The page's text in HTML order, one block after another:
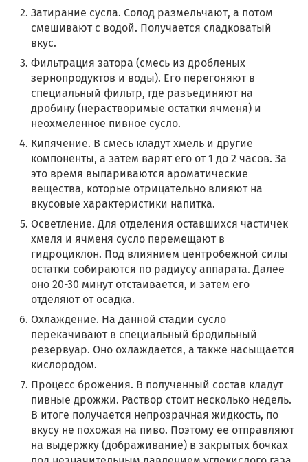
Затирание сусла. Солод размельчают, а потом
смешивают с водой. Получается сладковатый
вкус.
Фильтрация затора (смесь из дробленых
зернопродуктов и воды). Его перегоняют в
специальный фильтр, где разъединяют на
дробину (нерастворимые остатки ячменя) и
неохмеленное пивное сусло.
Кипячение. В смесь кладут хмель и другие
компоненты, а затем варят его от 1 до 2 часов. За
это время выпариваются ароматические
вещества, которые отрицательно влияют на
вкусовые характеристики напитка.
Осветление. Для отделения оставшихся частичек
хмеля и ячменя сусло перемещают в
гидроциклон. Под влиянием центробежной силы
остатки собираются по радиусу аппарата. Далее
оно 20-30 минут отстаивается, и затем его
отделяют от осадка.
Охлаждение. На данной стадии сусло
перекачивают в специальный бродильный
резервуар. Оно охлаждается, а также насыщается
кислородом.
Процесс брожения. В полученный состав кладут
пивные дрожжи. Раствор стоит несколько недель.
В итоге получается непрозрачная жидкость, по
вкусу не похожая на пиво. Поэтому ее отправляют
на выдержку (дображивание) в закрытых бочках